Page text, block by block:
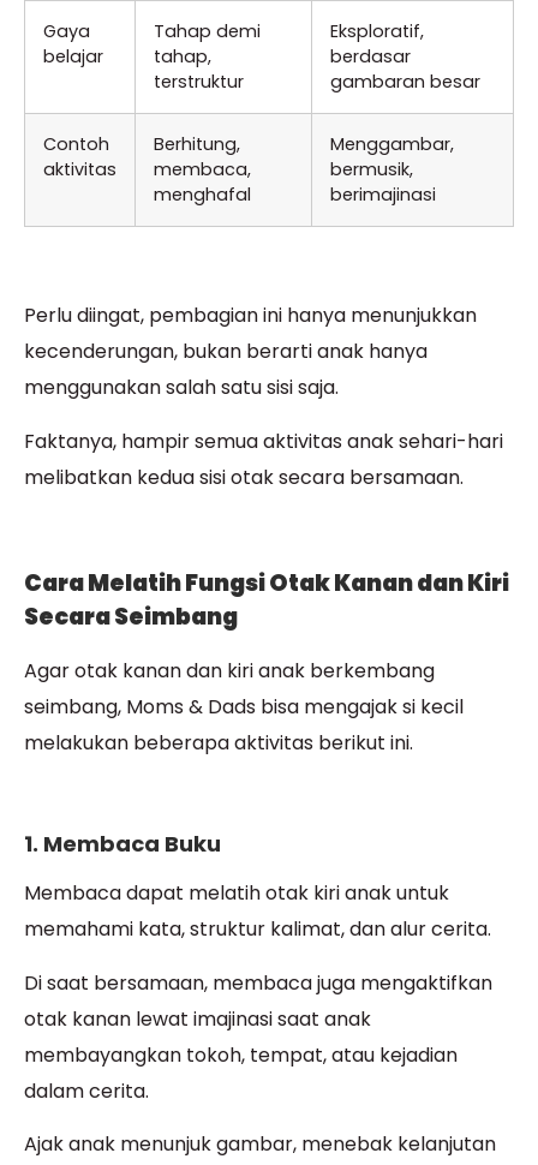
Gaya
belajar
Tahap demi
tahap,
terstruktur
Eksploratif,
berdasar
gambaran besar
Contoh
aktivitas
Berhitung,
membaca,
menghafal
Menggambar,
bermusik,
berimajinasi
Perlu diingat, pembagian ini hanya menunjukkan
kecenderungan, bukan berarti anak hanya
menggunakan salah satu sisi saja.
Faktanya, hampir semua aktivitas anak sehari-hari
melibatkan kedua sisi otak secara bersamaan.
Cara Melatih Fungsi Otak Kanan dan Kiri
Secara Seimbang
Agar otak kanan dan kiri anak berkembang
seimbang, Moms & Dads bisa mengajak si kecil
melakukan beberapa aktivitas berikut ini.
1. Membaca Buku
Membaca dapat melatih otak kiri anak untuk
memahami kata, struktur kalimat, dan alur cerita.
Di saat bersamaan, membaca juga mengaktifkan
otak kanan lewat imajinasi saat anak
membayangkan tokoh, tempat, atau kejadian
dalam cerita.
Ajak anak menunjuk gambar, menebak kelanjutan